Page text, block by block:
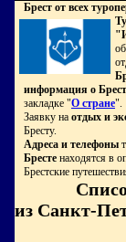
Брест от всех
информация о
закладке "О стране".
Заявку на отдых и
Бресту.
Адреса и телефоны
Бресте находятся в
Брестские
из Санкт-